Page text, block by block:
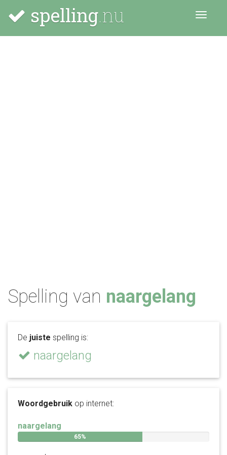
spelling.nu Menu
Spelling van naargelang
De juiste spelling is:
naargelang
Woordgebruik op internet:
naargelang
65%